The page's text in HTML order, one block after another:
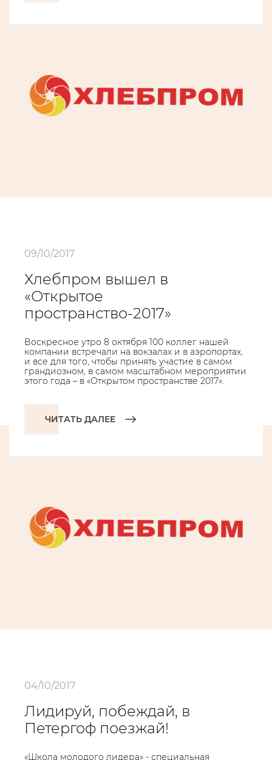
09/10/2017
Хлебпром вышел в
«Открытое
пространство-2017»
Воскресное утро 8 октября 100 коллег нашей
компании встречали на вокзалах и в аэропортах,
и все для того, чтобы принять участие в самом
грандиозном, в самом масштабном мероприятии
этого года – в «Открытом пространстве 2017».
ЧИТАТЬ ДАЛЕЕ
04/10/2017
Лидируй, побеждай, в
Петергоф поезжай!
«Школа молодого лидера» - специальная